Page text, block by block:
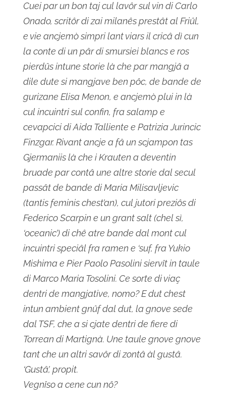
Cuei par un bon taj cul lavôr sul vin di Carlo
Onado, scritôr di zai milanês prestât al Friûl,
e vie ancjemò simpri lant viars il cricâ dì cun
la conte di un pâr di smursiei blancs e ros
pierdûs intune storie là che par mangjâ a
dile dute si mangjave ben pôc, de bande de
gurizane Elisa Menon, e ancjemò plui in là
cul incuintri sul confin, fra salamp e
cevapcici di Aida Talliente e Patrizia Jurincic
Finzgar. Rivant ancje a fâ un scjampon tas
Gjermaniis là che i Krauten a deventin
bruade par contâ une altre storie dal secul
passât de bande di Maria Milisavljevic
(tantis feminis chest’an), cul jutori preziôs di
Federico Scarpin e un grant salt (chel sì,
‘oceanic’) di chê atre bande dal mont cul
incuintri speciâl fra ramen e ‘suf, fra Yukio
Mishima e Pier Paolo Pasolini siervît in taule
di Marco Maria Tosolini. Ce sorte di viaç
dentri de mangjative, nomo? E dut chest
intun ambient gnûf dal dut, la gnove sede
dal TSF, che a si cjate dentri de fiere di
Torrean di Martignà. Une taule gnove gnove
tant che un altri savôr di zontâ àl gustâ.
‘Gustâ’, propit.
Vegnîso a cene cun nô?